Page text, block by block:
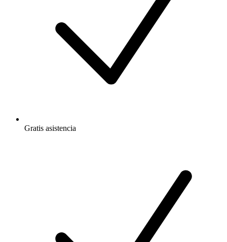
Gratis asistencia